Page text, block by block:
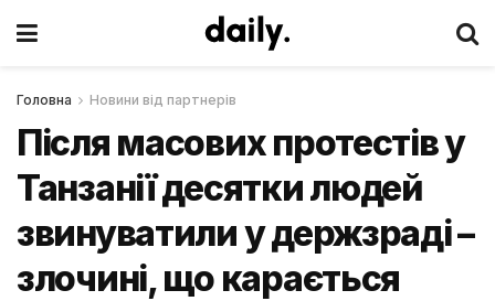
Головна Новини від партнерів
Після масових протестів у
Танзанії десятки людей
звинуватили у держзраді –
злочині, що карається